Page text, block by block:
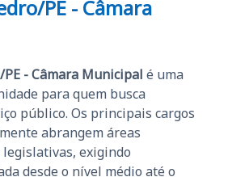
PE - Câmara
- Câmara Municipal é uma
para quem busca
público. Os principais cargos
abrangem áreas
exigindo
desde o nível médio até o